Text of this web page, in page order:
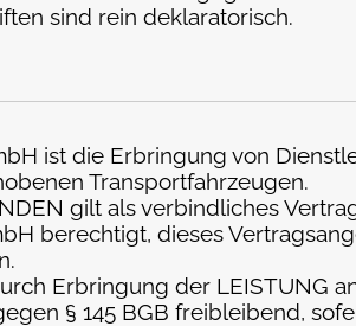
sind rein deklaratorisch.
ist die Erbringung von
Transportfahrzeugen.
gilt als verbindliches
berechtigt, dieses
Erbringung der LEISTUNG
§ 145 BGB freibleibend,